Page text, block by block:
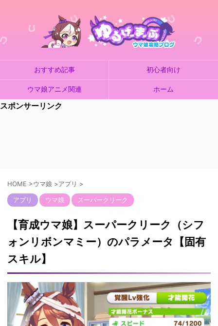
おすすめ記事 初心者向け
ウマ娘アニメ関連 ホーム
スポンサーリンク
HOME >ウマ娘 >アプリ >
アプリ ウマ娘 スーパークリーク
【育成ウマ娘】スーパークリーク（シフ
ォンリボンマミー）のパラメータ【固有
スキル】